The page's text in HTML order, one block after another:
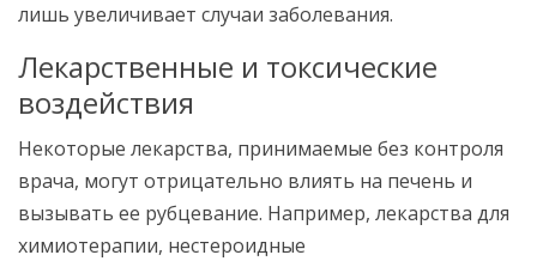
лишь увеличивает случаи заболевания.
Лекарственные и токсические
воздействия
Некоторые лекарства, принимаемые без контроля
врача, могут отрицательно влиять на печень и
вызывать ее рубцевание. Например, лекарства для
химиотерапии, нестероидные